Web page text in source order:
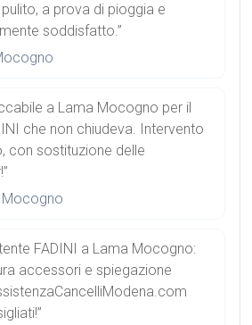
a prova di pioggia e
soddisfatto.”
a Lama Mocogno per il
che non chiudeva. Intervento
con sostituzione delle
Mocogno
FADINI a Lama Mocogno:
accessori e spiegazione